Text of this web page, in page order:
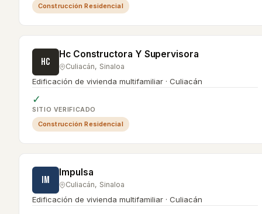
Construcción Residencial
HC
Hc Constructora Y Supervisora
Culiacán, Sinaloa
Edificación de vivienda multifamiliar · Culiacán
✓
SITIO VERIFICADO
Construcción Residencial
IM
Impulsa
Culiacán, Sinaloa
Edificación de vivienda multifamiliar · Culiacán